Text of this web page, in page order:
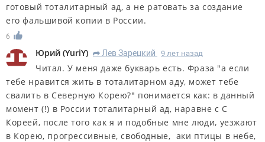
готовый тоталитарный ад, а не ратовать за создание
его фальшивой копии в России.
6
Юрий (YuriY) R Лев Зарецкий 9 лет назад
Читал. У меня даже букварь есть. Фраза "а если
тебе нравится жить в тоталитарном аду, может тебе
свалить в Северную Корею?" понимается как: в данный
момент (!) в России тоталитарный ад, наравне с С
Кореей, после того как я и подобные мне люди, уезжают
в Корею, прогрессивные, свободные, аки птицы в небе,